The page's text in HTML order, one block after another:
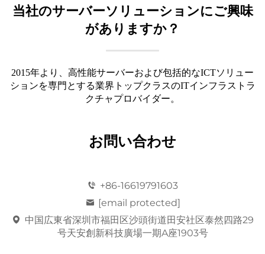
当社のサーバーソリューションにご興味
がありますか？
2015年より、高性能サーバーおよび包括的なICTソリュー
ションを専門とする業界トップクラスのITインフラストラ
クチャプロバイダー。
お問い合わせ
+86-16619791603
[email protected]
中国広東省深圳市福田区沙頭街道田安社区泰然四路29
号天安創新科技廣場一期A座1903号